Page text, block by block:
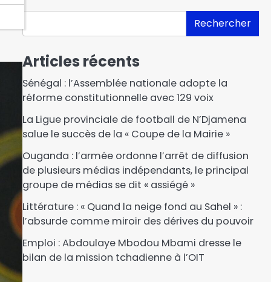
Rechercher
Articles récents
Sénégal : l’Assemblée nationale adopte la
réforme constitutionnelle avec 129 voix
La Ligue provinciale de football de N’Djamena
salue le succès de la « Coupe de la Mairie »
Ouganda : l’armée ordonne l’arrêt de diffusion
de plusieurs médias indépendants, le principal
groupe de médias se dit « assiégé »
Littérature : « Quand la neige fond au Sahel » :
l’absurde comme miroir des dérives du pouvoir
Emploi : Abdoulaye Mbodou Mbami dresse le
bilan de la mission tchadienne à l’OIT